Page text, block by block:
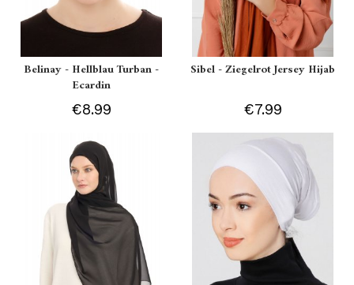
Belinay - Hellblau Turban -
Ecardin
€8.99
Sibel - Ziegelrot Jersey Hijab
€7.99